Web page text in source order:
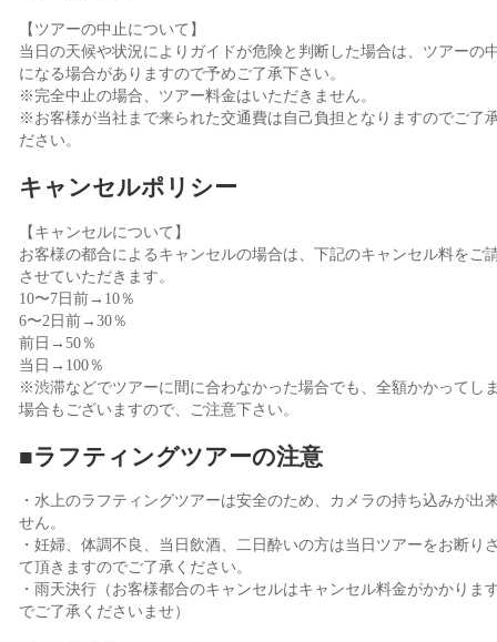
【ツアーの中止について】
当日の天候や状況によりガイドが危険と判断した場合は、ツアーの
になる場合がありますので予めご了承下さい。
※完全中止の場合、ツアー料金はいただきません。
※お客様が当社まで来られた交通費は自己負担となりますのでご了
ださい。
キャンセルポリシー
【キャンセルについて】
お客様の都合によるキャンセルの場合は、下記のキャンセル料をご
させていただきます。
10〜7日前→10％
6〜2日前→30％
前日→50％
当日→100％
※渋滞などでツアーに間に合わなかった場合でも、全額かかってし
場合もございますので、ご注意下さい。
■ラフティングツアーの注意
・水上のラフティングツアーは安全のため、カメラの持ち込みが出
せん。
・妊婦、体調不良、当日飲酒、二日酔いの方は当日ツアーをお断り
て頂きますのでご了承ください。
・雨天決行（お客様都合のキャンセルはキャンセル料金がかかりま
でご了承くださいませ）